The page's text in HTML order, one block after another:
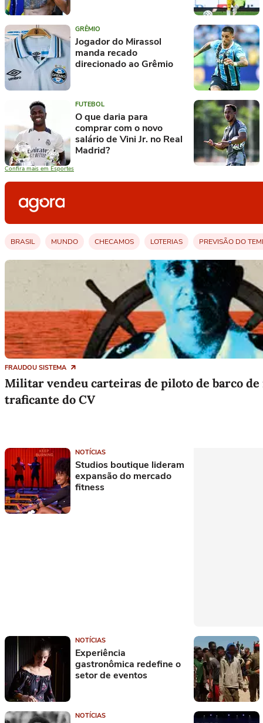
GRÊMIO
Jogador do Mirassol
manda recado
direcionado ao Grêmio
FUTEBOL
O que daria para
comprar com o novo
salário de Vini Jr. no Real
Madrid?
Confira mais em Esportes
BRASIL MUNDO CHECAMOS LOTERIAS PREVISÃO DO
FRAUDOU SISTEMA
Militar vendeu carteiras de piloto de barco de
traficante do CV
NOTÍCIAS
Studios boutique lideram
expansão do mercado
fitness
NOTÍCIAS
Experiência
gastronômica redefine o
setor de eventos
NOTÍCIAS